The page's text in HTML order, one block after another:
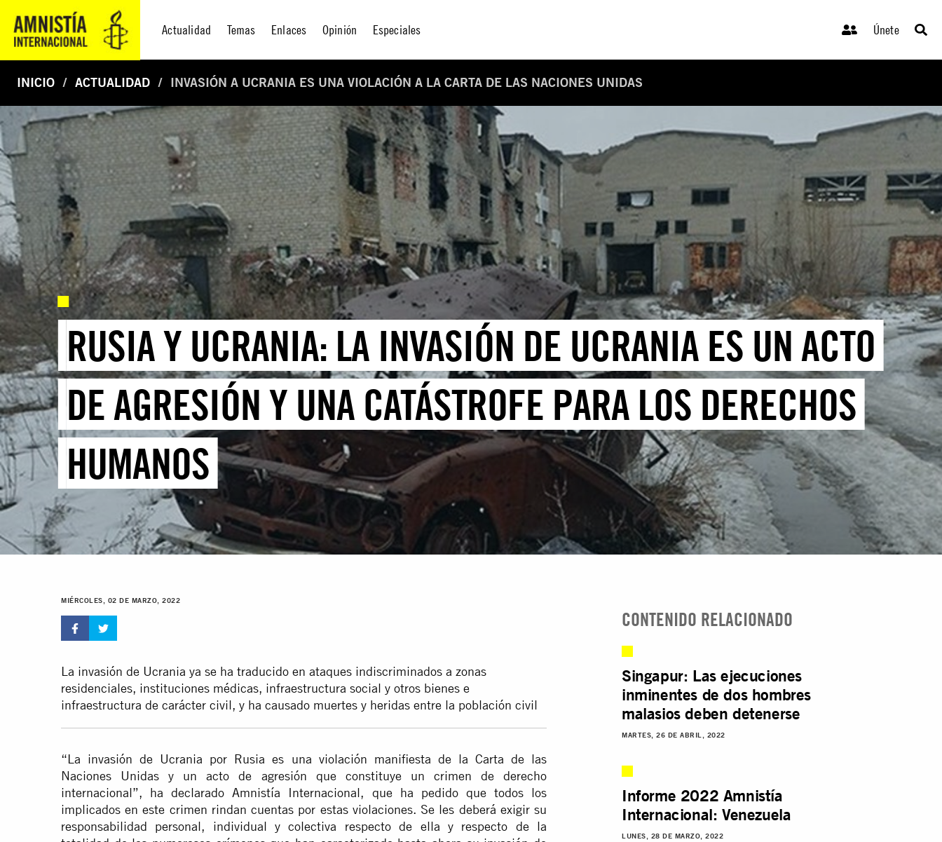
Actualidad Temas Enlaces Opinión Especiales Únete
INICIO ACTUALIDAD INVASIÓN A UCRANIA ES UNA VIOLACIÓN A LA CARTA DE LAS NACIONES UNIDAS
RUSIA Y UCRANIA: LA INVASIÓN DE UCRANIA ES UN ACTO
DE AGRESIÓN Y UNA CATÁSTROFE PARA LOS DERECHOS
HUMANOS
MIÉRCOLES, 02 DE MARZO, 2022
La invasión de Ucrania ya se ha traducido en ataques indiscriminados a zonas
residenciales, instituciones médicas, infraestructura social y otros bienes e
infraestructura de carácter civil, y ha causado muertes y heridas entre la población civil
“La invasión de Ucrania por Rusia es una violación manifiesta de la Carta de las
Naciones Unidas y un acto de agresión que constituye un crimen de derecho
internacional”, ha declarado Amnistía Internacional, que ha pedido que todos los
implicados en este crimen rindan cuentas por estas violaciones. Se les deberá exigir su
responsabilidad personal, individual y colectiva respecto de ella y respecto de la
CONTENIDO RELACIONADO
Singapur: Las ejecuciones
inminentes de dos hombres
malasios deben detenerse
MARTES, 26 DE ABRIL, 2022
Informe 2022 Amnistía
Internacional: Venezuela
LUNES, 28 DE MARZO, 2022